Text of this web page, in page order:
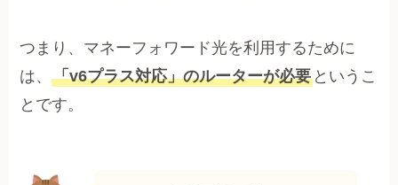
つまり、マネーフォワード光を利用するために
は、「v6プラス対応」のルーターが必要 というこ
とです。